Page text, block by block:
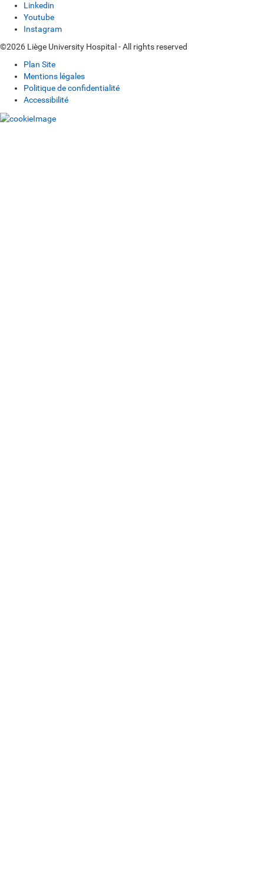
Linkedin
Youtube
Instagram
©2026 Liège University Hospital - All rights reserved
Plan Site
Mentions légales
Politique de confidentialité
Accessibilité